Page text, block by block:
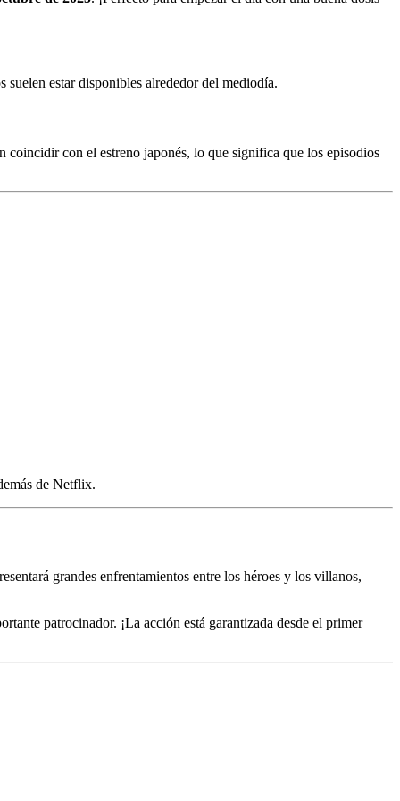
estar disponibles alrededor del mediodía.
coincidir con el estreno japonés, lo que significa que los episodios
de Netflix.
grandes enfrentamientos entre los héroes y los villanos,
patrocinador. ¡La acción está garantizada desde el primer